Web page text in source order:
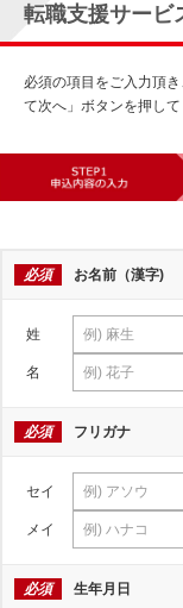
転職支援サービ
必須の項目をご入力頂
て次へ」ボタンを押して
必須 お名前（漢字)
姓
名
必須 フリガナ
セイ
メイ
必須 生年月日